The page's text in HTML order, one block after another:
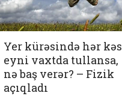
Yer kürəsində hər kəs
eyni vaxtda tullansa,
nə baş verər? – Fizik
açıqladı